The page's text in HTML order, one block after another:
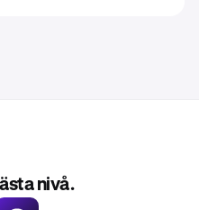
nivå.